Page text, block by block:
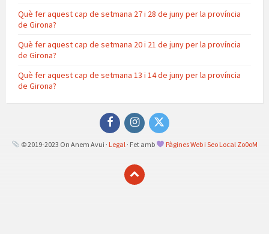
Què fer aquest cap de setmana 27 i 28 de juny per la província
de Girona?
Què fer aquest cap de setmana 20 i 21 de juny per la província
de Girona?
Què fer aquest cap de setmana 13 i 14 de juny per la província
de Girona?
FacebookInstagramTwitter
© 2019-2023 On Anem Avui · Legal · Fet amb Pàgines Web i Seo Local Zo0oM